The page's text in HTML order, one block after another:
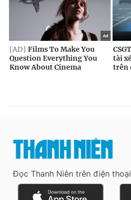
Đọc Thanh Niên trên điện thoại